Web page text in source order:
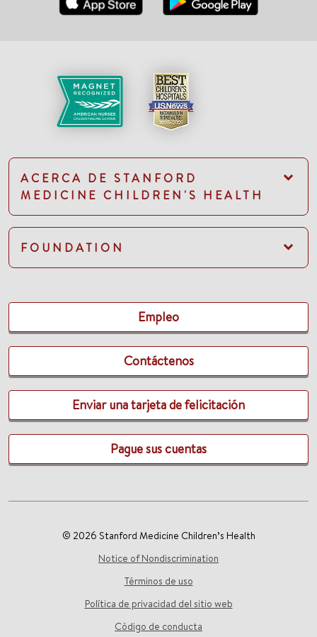
ACERCA DE STANFORD
MEDICINE CHILDREN'S HEALTH
FOUNDATION
Empleo
Contáctenos
Enviar una tarjeta de felicitación
Pague sus cuentas
© 2026 Stanford Medicine Children’s Health
Notice of Nondiscrimination
Términos de uso
Política de privacidad del sitio web
Código de conducta